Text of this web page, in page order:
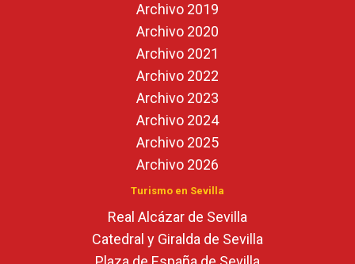
Archivo 2019
Archivo 2020
Archivo 2021
Archivo 2022
Archivo 2023
Archivo 2024
Archivo 2025
Archivo 2026
Turismo en Sevilla
Real Alcázar de Sevilla
Catedral y Giralda de Sevilla